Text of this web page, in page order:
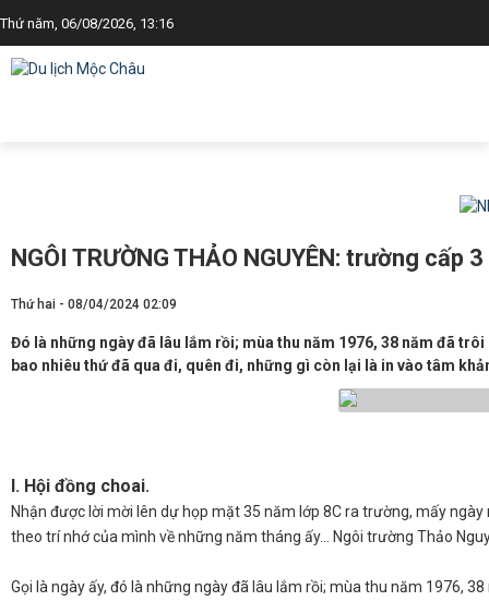
Thứ năm, 06/08/2026, 13:16
NGÔI TRƯỜNG THẢO NGUYÊN: trường
Thứ hai - 08/04/2024 02:09
Đó là những ngày đã lâu lắm rồi; mùa thu năm 1976, 38 năm đã
bao nhiêu thứ đã qua đi, quên đi, những gì còn lại là in vào tâm
I. Hội đồng choai.
​Nhận được lời mời lên dự họp mặt 35 năm lớp 8C ra trường, mấy
theo trí nhớ của mình về những năm tháng ấy… Ngôi trường Thảo
​Gọi là ngày ấy, đó là những ngày đã lâu lắm rồi; mùa thu năm 1976,